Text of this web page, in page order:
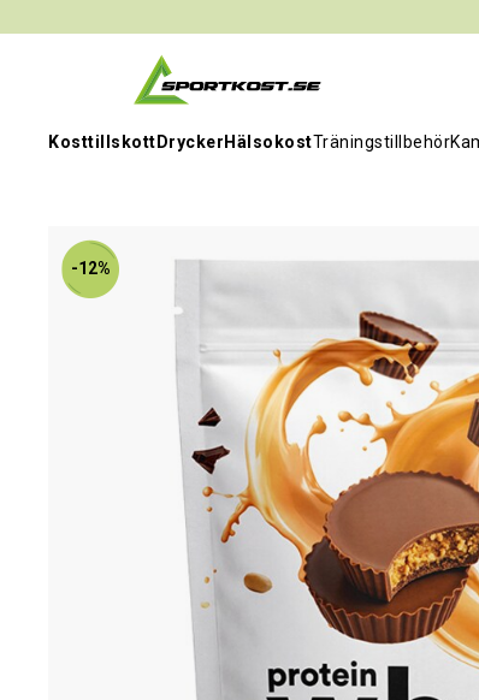
KosttillskottDryckerHälsokostTräningstillbehör
-12%